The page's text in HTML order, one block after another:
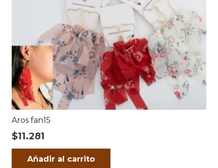
Aros fan15
$11.281
Añadir al carrito